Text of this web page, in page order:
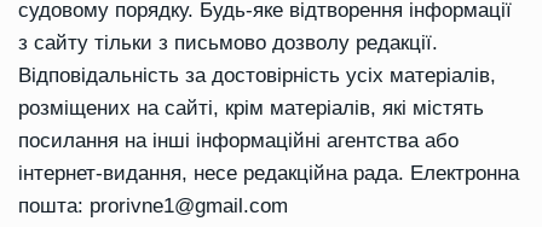
судовому порядку. Будь-яке відтворення інформації
з сайту тільки з письмово дозволу редакції.
Відповідальність за достовірність усіх матеріалів,
розміщених на сайті, крім матеріалів, які містять
посилання на інші інформаційні агентства або
інтернет-видання, несе редакційна рада. Електронна
пошта: prorivne1@gmail.com